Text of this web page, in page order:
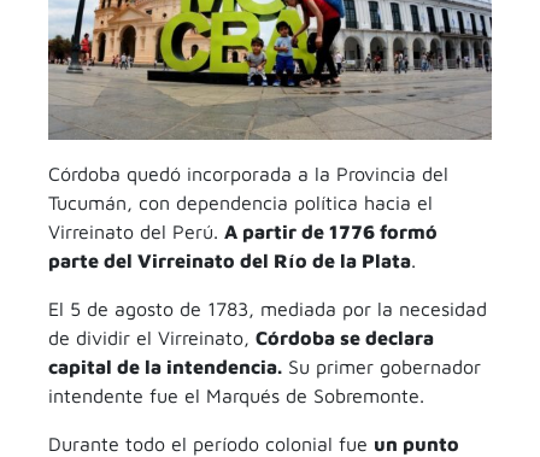
Córdoba quedó incorporada a la Provincia del
Tucumán, con dependencia política hacia el
Virreinato del Perú. A partir de 1776 formó
parte del Virreinato del Río de la Plata.
El 5 de agosto de 1783, mediada por la necesidad
de dividir el Virreinato, Córdoba se declara
capital de la intendencia. Su primer gobernador
intendente fue el Marqués de Sobremonte.
Durante todo el período colonial fue un punto